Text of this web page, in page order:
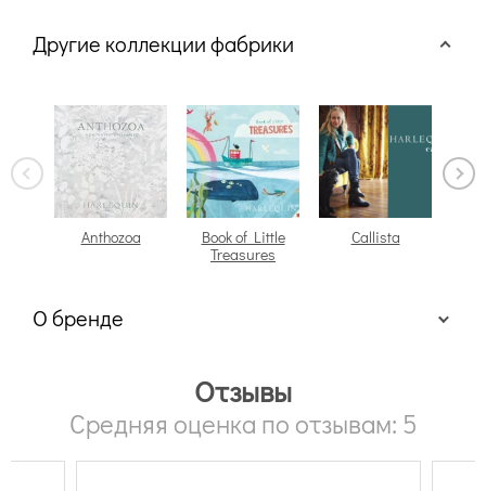
Другие коллекции фабрики
Anthozoa
Book of Little
Treasures
Callista
О бренде
Отзывы
Средняя оценка по отзывам: 5